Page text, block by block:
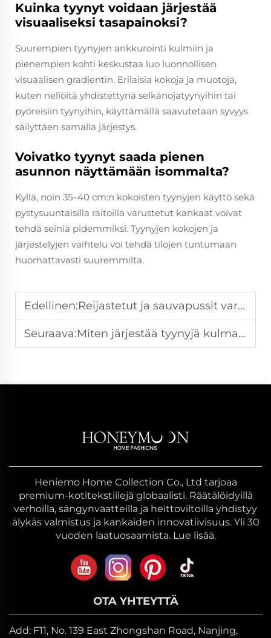
Kuinka tyynyt voidaan järjestää
visuaaliseksi tasapainoksi?
Suurempien tyynyjen ankkurointi kulmiin ja
pienempien kohti keskustaa luo luonnollisen
visuaalisen gradientin. Erilaisia kokoja ja muotoja,
kuten neliöitä yhdistettynä selkänojatyynyihin tai
pyöreisiin tyynyihin, käyttämällä saavutetaan syvyys
säilyttäen samalla järjestys.
Voivatko tyynyt saada pienen
asunnon näyttämään isommalta?
Kyllä, noin 35–40 cm:n kokoisten tyynyjen käyttö sekä
pystysuuntaisilla raitoilla varustetut kankaat voivat
tehdä seiniä pidemmiksi. Tyynyjen kokojen ja
järjestelyjen vaihtelu voi tehdä tilojen tuntumaan
huomattavasti suuremmilta.
Edellinen:Reijastetut ja sauvapussit varjostukset, kumpaa valita?
Seuraava:Miten järjestää tyynyjä kulmasohvalla kuin sisustusasiantuntija
Heniemo Home Collection Co., Ltd tarjoaa
premium-kotitekstiilejä globaalisti. Räätälöidyillä
verhoilla, sängynvaatteilla ja heittoviltoilla yhdistyy
älykäs valmistus ja kankaiden innovatiivisuus. Yli 30
vuoden laatuosaamista. Lue lisää.
OTA YHTEYTTÄ
Add: F11, No. 139 East Zhongshan Road, Nanjing,